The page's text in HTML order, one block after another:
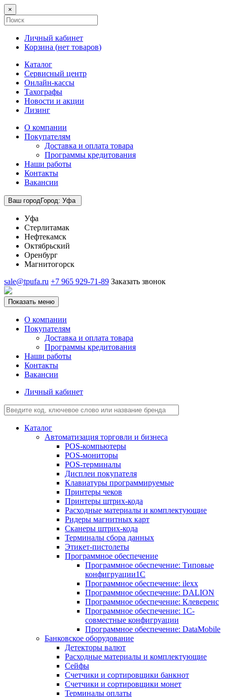
×
Личный кабинет
Корзина (нет товаров)
Каталог
Сервисный центр
Онлайн-кассы
Тахографы
Новости и акции
Лизинг
О компании
Покупателям
Доставка и оплата товара
Программы кредитования
Наши работы
Контакты
Вакансии
Ваш городГород: Уфа
Уфа
Стерлитамак
Нефтекамск
Октябрьский
Оренбург
Магнитогорск
sale@tpufa.ru +7 965 929-71-89 Заказать звонок
Показать меню
О компании
Покупателям
Доставка и оплата товара
Программы кредитования
Наши работы
Контакты
Вакансии
Личный кабинет
Каталог
Автоматизация торговли и бизнеса
POS-компьютеры
POS-мониторы
POS-терминалы
Дисплеи покупателя
Клавиатуры программируемые
Принтеры чеков
Принтеры штрих-кода
Расходные материалы и комплектующие
Ридеры магнитных карт
Сканеры штрих-кода
Терминалы сбора данных
Этикет-пистолеты
Программное обеспечение
Программное обеспечение: Типовые
конфигруации1С
Программное обеспечение: ilexx
Программное обеспечение: DALION
Программное обеспечение: Клеверенс
Программное обеспечение: 1С-
совместные конфигруации
Программное обеспечение: DataMobile
Банковское оборудование
Детекторы валют
Расходные материалы и комплектующие
Сейфы
Счетчики и сортировщики банкнот
Счетчики и сортировщики монет
Терминалы оплаты